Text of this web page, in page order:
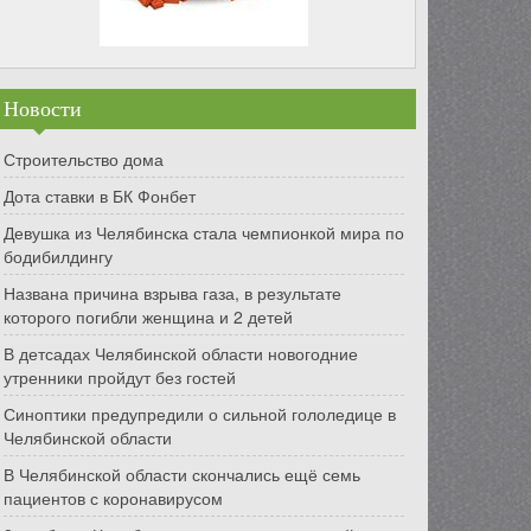
Новости
Строительство дома
Дота ставки в БК Фонбет
Девушка из Челябинска стала чемпионкой мира по
бодибилдингу
Названа причина взрыва газа, в результате
которого погибли женщина и 2 детей
В детсадах Челябинской области новогодние
утренники пройдут без гостей
Синоптики предупредили о сильной гололедице в
Челябинской области
В Челябинской области скончались ещё семь
пациентов с коронавирусом